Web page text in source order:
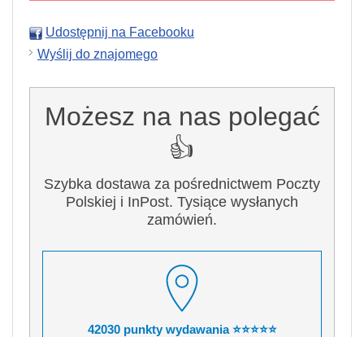
Udostępnij na Facebooku
Wyślij do znajomego
Możesz na nas polegać
👍
Szybka dostawa za pośrednictwem Poczty
Polskiej i InPost. Tysiące wysłanych
zamówień.
42030 punkty wydawania ⭐⭐⭐⭐⭐